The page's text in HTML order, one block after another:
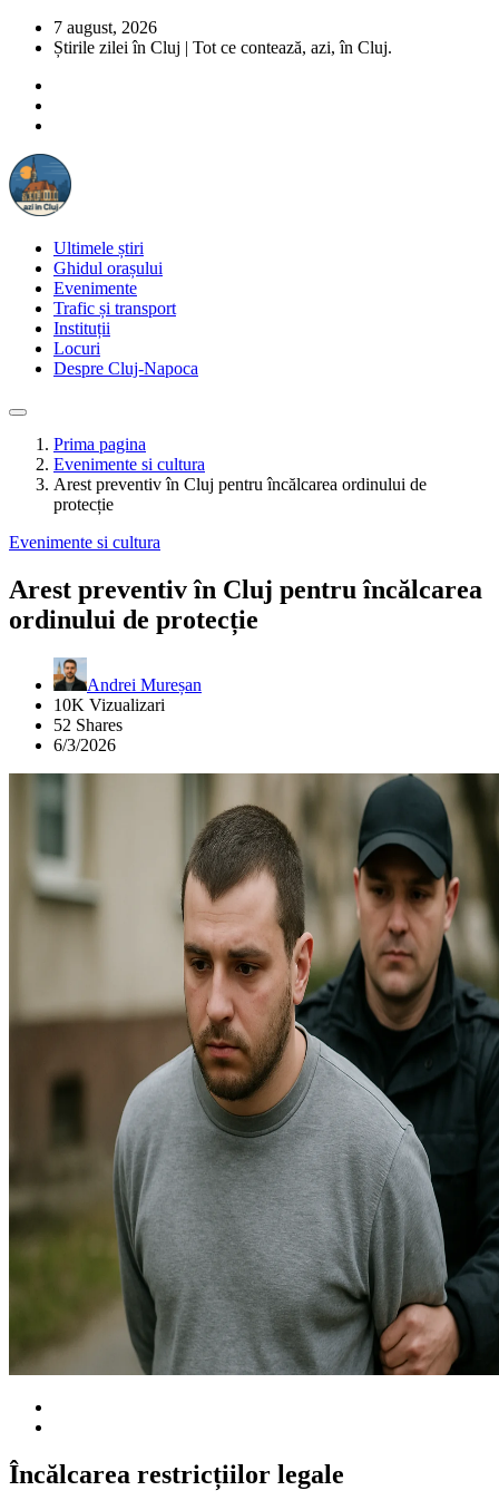
7 august, 2026
Știrile zilei în Cluj | Tot ce contează, azi, în Cluj.
Ultimele știri
Ghidul orașului
Evenimente
Trafic și transport
Instituții
Locuri
Despre Cluj-Napoca
Prima pagina
Evenimente si cultura
Arest preventiv în Cluj pentru încălcarea ordinului de
protecție
Evenimente si cultura
Arest preventiv în Cluj pentru încălcarea
ordinului de protecție
Andrei Mureșan
10K Vizualizari
52 Shares
6/3/2026
Încălcarea restricțiilor legale